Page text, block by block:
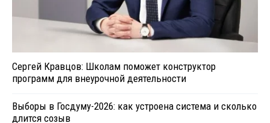
Сергей Кравцов: Школам поможет конструктор
программ для внеурочной деятельности
Выборы в Госдуму-2026: как устроена система и сколько
длится созыв